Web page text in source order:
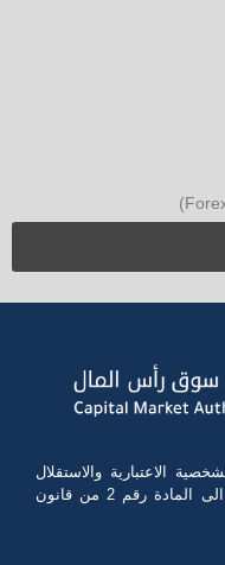
الاعتبارية والاستقلال
المالي والإداري والأهلية القانونية استنادا الى المادة رقم 2 من قانون